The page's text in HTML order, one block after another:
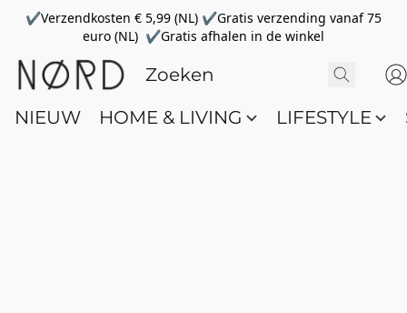
✔Verzendkosten € 5,99 (NL) ✔Gratis verzending vanaf 75
euro (NL) ✔Gratis afhalen in de winkel
NIEUW HOME & LIVING LIFESTYLE